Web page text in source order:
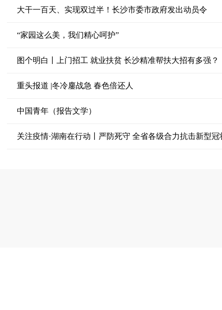
大干一百天、实现双过半！长沙市委市政府发出动员令
“家园这么美，我们精心呵护”
图个明白丨上门招工 就业扶贫 长沙精准帮扶大招有多强？
重头报道 |冬冷鏖战急 春色倍还人
中国青年（报告文学）
关注疫情·湖南在行动丨严防死守 全省各级合力抗击新型冠